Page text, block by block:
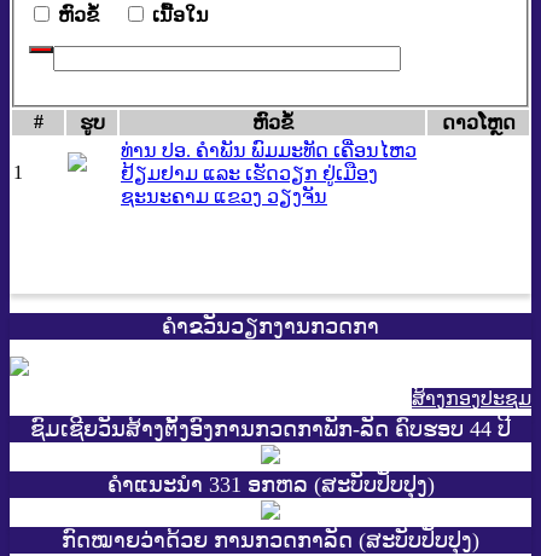
​ຫົວ​ຂໍ້ ​ເນື້ອ​ໃນ
# ຮູບ ​ຫົວ​ຂໍ້ ດາວ​ໂຫຼດ
1
ທ່ານ ປອ. ຄຳພັນ ພົມມະທັດ ເຄື່ອນໄຫວ
ຢ້ຽມຢາມ ແລະ ເຮັດວຽກ ຢູ່ເມືອງ
ຊະນະຄາມ ແຂວງ ວຽງຈັນ
ຄຳຂວັນວຽກງານກວດກາ
ສ້າງກອງປະຊູມ
ຊົມເຊີຍວັນສ້າງຕັ້ງອົງການກວດກາພັກ-ລັດ ຄົບຮອບ 44 ປີ
ຄຳແນະນຳ 331 ອກຫລ (ສະບັບປັບປຸງ)
ກົດໝາຍວ່າດ້ວຍ ການກວດກາລັດ (ສະບັບປັບປຸງ)